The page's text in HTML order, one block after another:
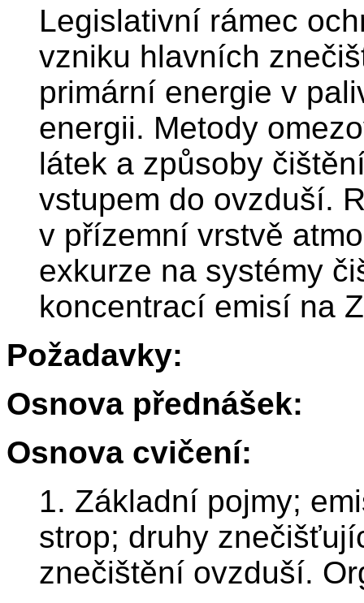
Legislativní rámec
vzniku hlavních
primární energie v
energii. Metody
látek a způsoby
vstupem do ovzduší.
v přízemní vrstvě
exkurze na systémy
koncentrací emisí na
Požadavky:
Osnova přednášek:
Osnova cvičení:
1. Základní pojmy;
strop; druhy
znečištění ovzduší.